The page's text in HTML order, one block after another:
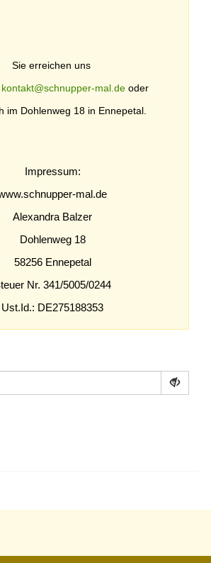
Sie erreichen uns
kontakt@schnupper-mal.de oder
im Dohlenweg 18 in Ennepetal.
Impressum:
mal.de
Alexandra Balzer
Dohlenweg 18
58256 Ennepetal
Nr. 341/5005/0244
Ust.Id.: DE275188353